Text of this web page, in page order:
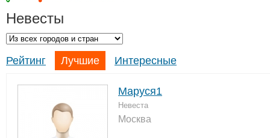
Невесты
Рейтинг Лучшие Интересные
Маруся1
Невеста
Москва